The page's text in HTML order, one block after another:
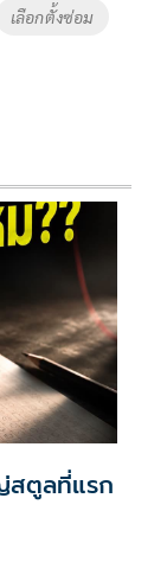
เลือกตั้งซ่อม
สตูลที่แรก